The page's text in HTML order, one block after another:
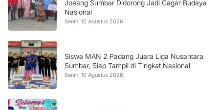
Joeang Sumbar Didorong Jadi Cagar Budaya
Nasional
Senin, 10 Agustus 2026
Siswa MAN 2 Padang Juara Liga Nusantara
Sumbar, Siap Tampil di Tingkat Nasional
Senin, 10 Agustus 2026